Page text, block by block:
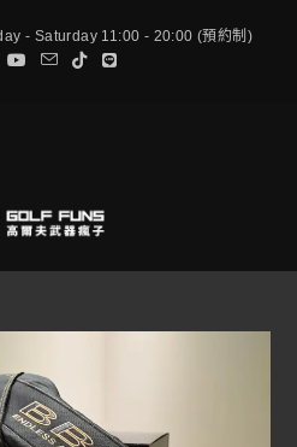
- Saturday 11:00 - 20:00 (預約制)